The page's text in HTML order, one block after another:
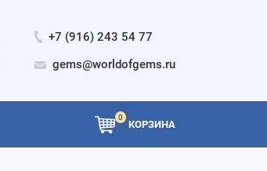
+7 (916) 243 54 77
gems@worldofgems.ru
0
КОРЗИНА